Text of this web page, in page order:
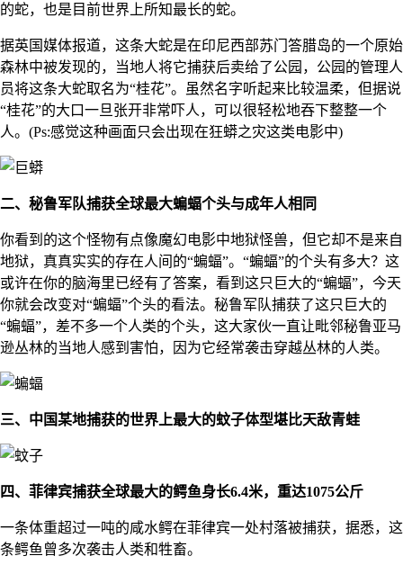
的蛇，也是目前世界上所知最长的蛇。
据英国媒体报道，这条大蛇是在印尼西部苏门答腊岛的一个原始
森林中被发现的，当地人将它捕获后卖给了公园，公园的管理人
员将这条大蛇取名为“桂花”。虽然名字听起来比较温柔，但据说
“桂花”的大口一旦张开非常吓人，可以很轻松地吞下整整一个
人。(Ps:感觉这种画面只会出现在狂蟒之灾这类电影中)
二、秘鲁军队捕获全球最大蝙蝠个头与成年人相同
你看到的这个怪物有点像魔幻电影中地狱怪兽，但它却不是来自
地狱，真真实实的存在人间的“蝙蝠”。“蝙蝠”的个头有多大？这
或许在你的脑海里已经有了答案，看到这只巨大的“蝙蝠”，今天
你就会改变对“蝙蝠”个头的看法。秘鲁军队捕获了这只巨大的
“蝙蝠”，差不多一个人类的个头，这大家伙一直让毗邻秘鲁亚马
逊丛林的当地人感到害怕，因为它经常袭击穿越丛林的人类。
三、中国某地捕获的世界上最大的蚊子体型堪比天敌青蛙
四、菲律宾捕获全球最大的鳄鱼身长6.4米，重达1075公斤
一条体重超过一吨的咸水鳄在菲律宾一处村落被捕获，据悉，这
条鳄鱼曾多次袭击人类和牲畜。